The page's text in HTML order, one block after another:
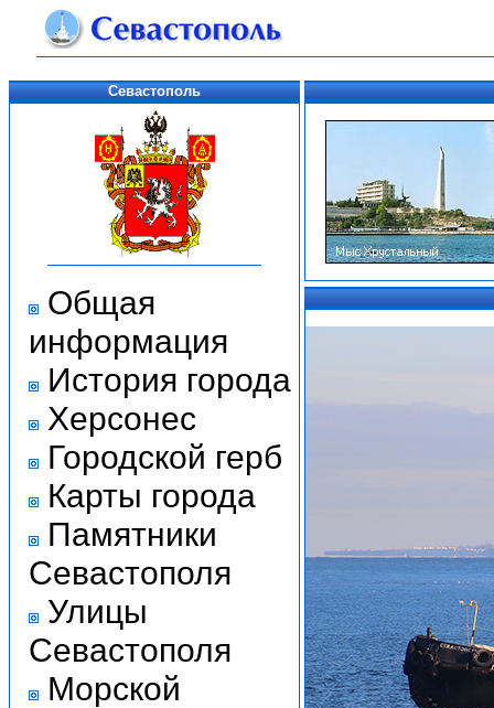
Севастополь
Общая
информация
История города
Херсонес
Городской герб
Карты города
Памятники
Севастополя
Улицы
Севастополя
Морской